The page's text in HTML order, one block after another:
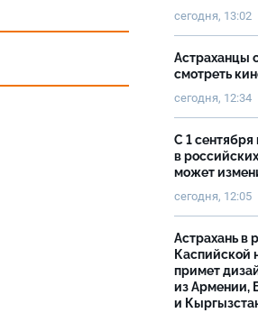
сегодня, 13:02
Астраханцы
смотреть
сегодня, 12:34
С 1 сентября
в
может
сегодня, 12:05
Астрахань в
Каспийской
примет
из Армении,
и